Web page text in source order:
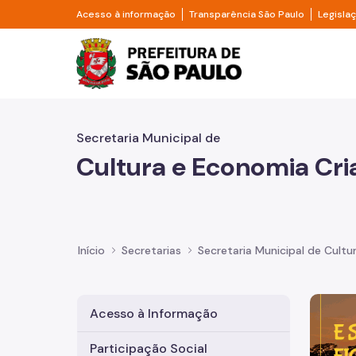
Pular para o Conteúdo principal
Acesso à informação Divisor de acesso à informação
Transparência São Paulo Divisor
Prefeitura de São
Secretaria Municipal de
Cultura e Economia
Início Secretarias Secretaria Municipal de
Acesso à Informação
Participação Social